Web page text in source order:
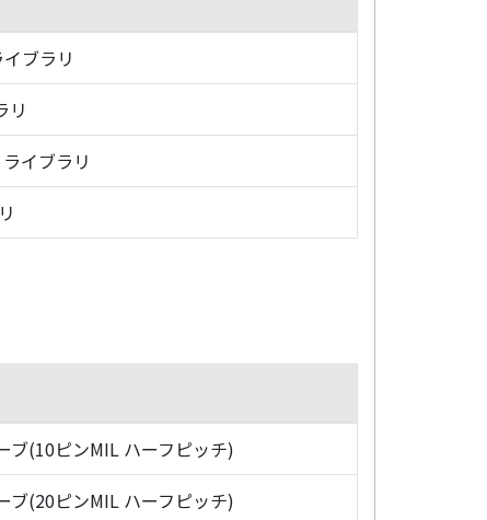
ブラリ
リ
イブラリ
ブ(10ピンMIL ハーフピッチ)
ブ(20ピンMIL ハーフピッチ)